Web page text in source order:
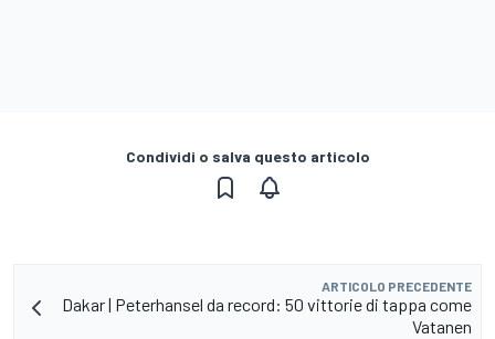
Condividi o salva questo articolo
ARTICOLO PRECEDENTE
Dakar | Peterhansel da record: 50 vittorie di tappa come
Vatanen